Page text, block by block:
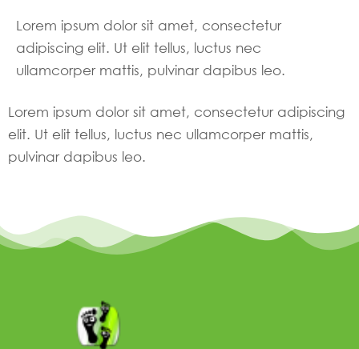
Lorem ipsum dolor sit amet, consectetur
adipiscing elit. Ut elit tellus, luctus nec
ullamcorper mattis, pulvinar dapibus leo.
Lorem ipsum dolor sit amet, consectetur adipiscing
elit. Ut elit tellus, luctus nec ullamcorper mattis,
pulvinar dapibus leo.